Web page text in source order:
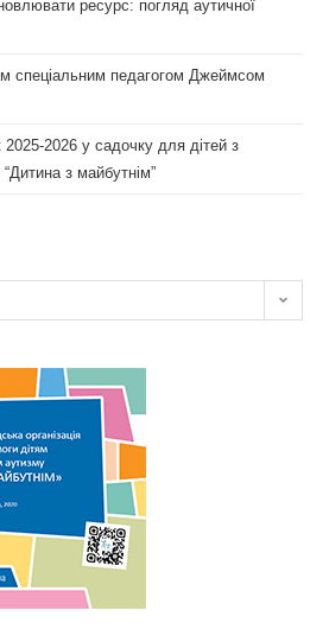
ресурс: погляд аутичної
спеціальним педагогом Джеймсом
2026 у садочку для дітей з
з майбутнім”